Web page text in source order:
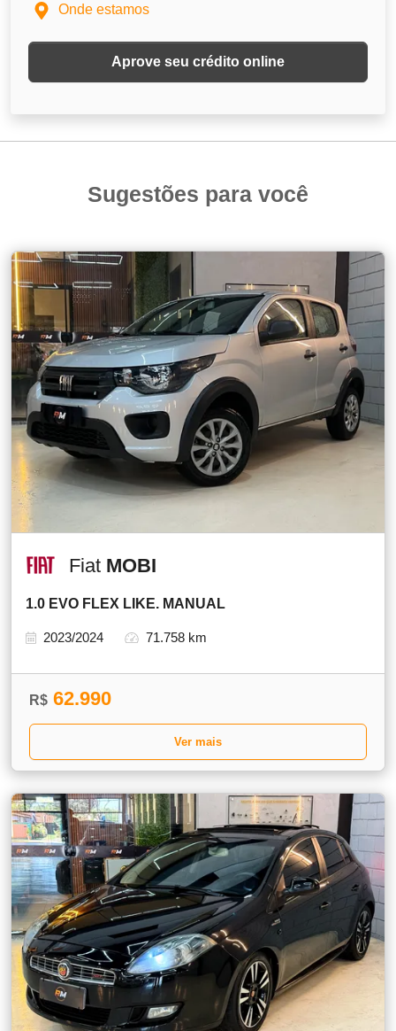
Onde estamos
Aprove seu crédito online
Sugestões para você
Fiat MOBI
1.0 EVO FLEX LIKE. MANUAL
2023/2024 71.758 km
R$ 62.990
Ver mais